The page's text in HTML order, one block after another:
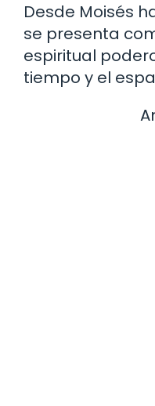
Desde Moisés
se presenta
espiritual
tiempo y el